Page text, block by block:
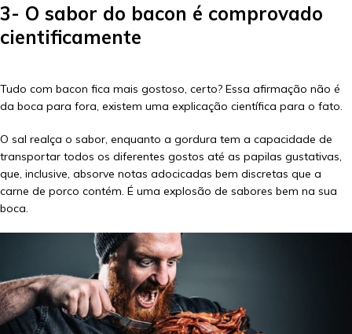
3- O sabor do bacon é comprovado
cientificamente
Tudo com bacon fica mais gostoso, certo? Essa afirmação não é
da boca para fora, existem uma explicação científica para o fato.
O sal realça o sabor, enquanto a gordura tem a capacidade de
transportar todos os diferentes gostos até as papilas gustativas,
que, inclusive, absorve notas adocicadas bem discretas que a
carne de porco contém. É uma explosão de sabores bem na sua
boca.